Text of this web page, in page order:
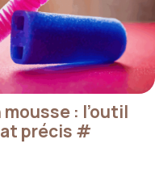
: l’outil
précis #